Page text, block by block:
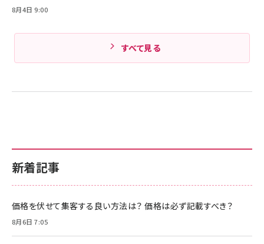
新着記事
価格を伏せて集客する良い方法は？ 価格は必ず記載すべき？
8月6日 7:05
8月4日 9:00
すべて見る